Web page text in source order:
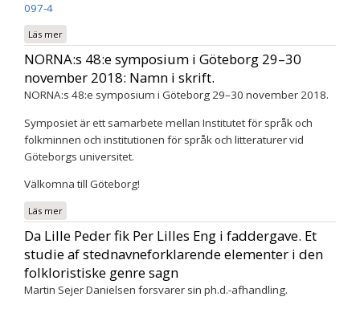
097-4
Läs mer
NORNA:s 48:e symposium i Göteborg 29–30
november 2018: Namn i skrift.
NORNA:s 48:e symposium i Göteborg 29–30 november 2018.
Symposiet är ett samarbete mellan Institutet för språk och
folkminnen och institutionen för språk och litteraturer vid
Göteborgs universitet.
Välkomna till Göteborg!
Läs mer
Namn i skrift.
Da Lille Peder fik Per Lilles Eng i faddergave. Et
studie af stednavneforklarende elementer i den
folkloristiske genre sagn
Martin Sejer Danielsen forsvarer sin ph.d.-afhandling.